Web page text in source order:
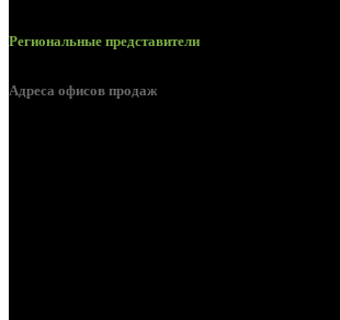
Региональные представители
Адреса офисов продаж